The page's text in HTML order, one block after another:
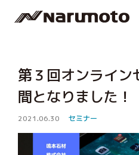
第３回オンライ
間となりました！
2021.06.30 セミナー